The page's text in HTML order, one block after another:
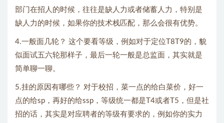
部门在招人的时候，往往是缺人力或者储蓄人力，特别是
缺人力的时候，如果你的技术栈匹配，那么会很有优势。
4.一般面几轮？ 这个要看等级，例如对于定位T8T9的，貌
似面试五六轮那样子，最后一轮一般是总监面，其实就是
简单聊一聊。
5.挂的原因有哪些？ 对于校招，菜一点的给白菜价，好一
点的给sp，再好的给ssp，等级统一都是T4或者T5，但是社
招的话，其实是对应聘者的等级有要求的，例如你的实力